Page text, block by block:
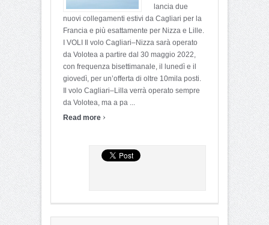
lancia due
nuovi collegamenti estivi da Cagliari per la
Francia e più esattamente per Nizza e Lille.
I VOLI Il volo Cagliari–Nizza sarà operato
da Volotea a partire dal 30 maggio 2022,
con frequenza bisettimanale, il lunedì e il
giovedì, per un’offerta di oltre 10mila posti.
Il volo Cagliari–Lilla verrà operato sempre
da Volotea, ma a pa ...
Read more ›